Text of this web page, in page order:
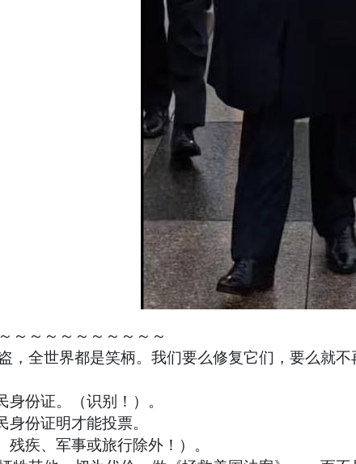
～～～～～～～～～～
，全世界都是笑柄。我们要么修复它们，要么就
份证。（识别！）。
份证明才能投票。
疾、军事或旅行除外！）。